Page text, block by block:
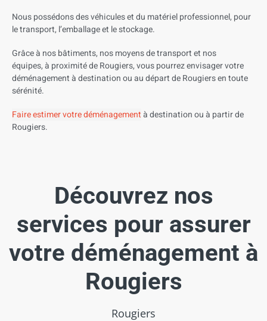
Nouspossédonsdesvéhiculesetdu matérielprofessionnel, pour
letransport, l’emballageet lestockage.
Grâce à nos bâtiments, nos moyens de transport et nos
équipes,à proximité de Rougiers, vous pourrez envisager votre
déménagement à destination ou au départ de Rougiers en toute
sérénité.
Faire estimer votre déménagementà destination ou à partir de
Rougiers.
Découvrez nos
services pour assurer
votre déménagement à
Rougiers
Rougiers